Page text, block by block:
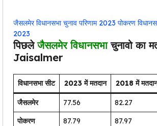
जैसलमेर विधानसभा चुनाव परिणाम 2023 पोकरण
2023
पिछलेजैसलमेर विधानसभाचुनावो का
Jaisalmer
विधानसभा सीट 2023 में मतदान 2018 में
जैसलमेर 77.56 82.27
पोकरण
87.79 87.97